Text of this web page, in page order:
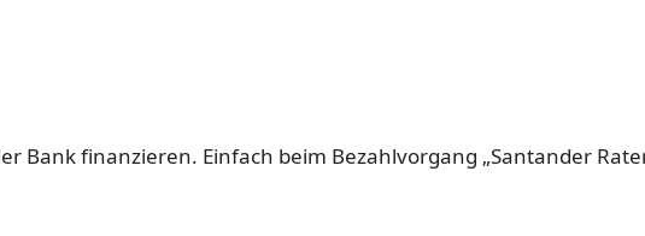
Bank finanzieren. Einfach beim Bezahlvorgang „Santander